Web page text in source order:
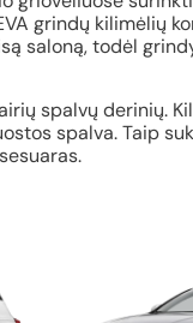
grindų kilimėlių
saloną, todėl
spalvų derinių.
spalva. Taip